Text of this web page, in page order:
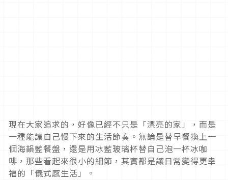
現在大家追求的，好像已經不只是「漂亮的家」，而是
一種能讓自己慢下來的生活節奏。無論是替早餐換上一
個海韻藍餐盤，還是用冰藍玻璃杯替自己泡一杯冰咖
啡，那些看起來很小的細節，其實都是讓日常變得更幸
福的「儀式感生活」。